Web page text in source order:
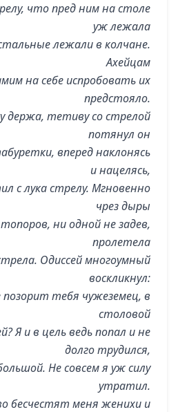
что пред ним на столе
уж лежала
лежали в колчане.
Ахейцам
на себе испробовать их
предстояло.
держа, тетиву со стрелой
потянул он
вперед наклонясь
и нацелясь,
с лука стрелу. Мгновенно
чрез дыры
топоров, ни одной не задев,
пролетела
Одиссей многоумный
воскликнул:
позорит тебя чужеземец, в
столовой
Я и в цель ведь попал и не
долго трудился,
Не совсем я уж силу
утратил.
бесчестят меня женихи и